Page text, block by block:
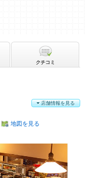
地図を見る
店舗情報を見る
クチコミ